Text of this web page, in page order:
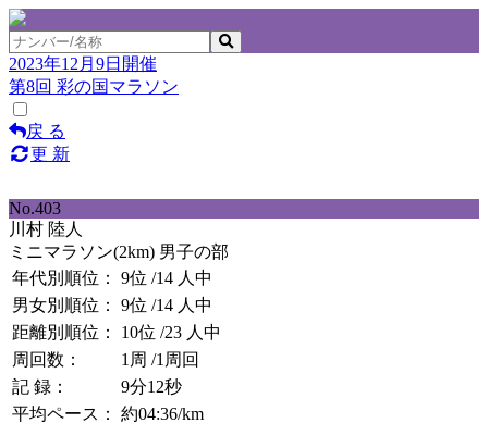
2023年12月9日開催
第8回 彩の国マラソン
戻 る
更 新
No.403
川村 陸人
ミニマラソン(2km) 男子の部
年代別順位：
9位 /14 人中
男女別順位：
9位 /14 人中
距離別順位：
10位 /23 人中
周回数：
1周 /1周回
記 録：
9分12秒
平均ペース：
約04:36/km